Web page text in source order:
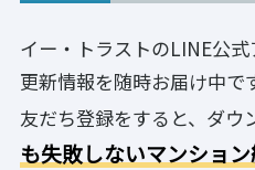
イー・トラストのLINE公
更新情報を随時お届け中で
友だち登録をすると、ダウ
も失敗しないマンション